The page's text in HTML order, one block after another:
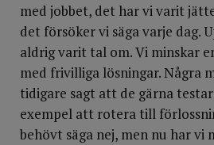
med jobbet, det har vi varit
det försöker vi säga varje dag.
aldrig varit tal om. Vi minskar
med frivilliga lösningar. Några
tidigare sagt att de gärna
exempel att rotera till
behövt säga nej, men nu har vi